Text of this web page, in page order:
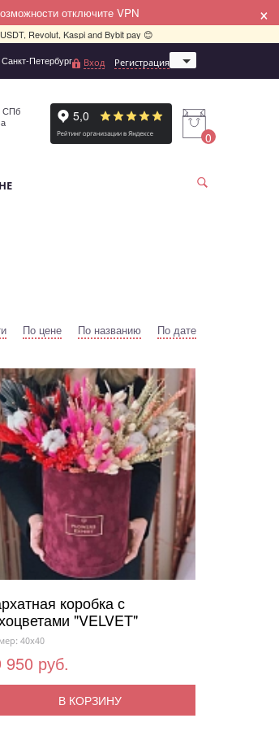
отключите VPN ×
Revolut, Kaspi and Bybit pay 😊
Санкт-Петербург
Москва
Вход Регистрация
СПб
0
По цене По названию По дате
коробка с
"VELVET"
40x40
950 руб.
В КОРЗИНУ